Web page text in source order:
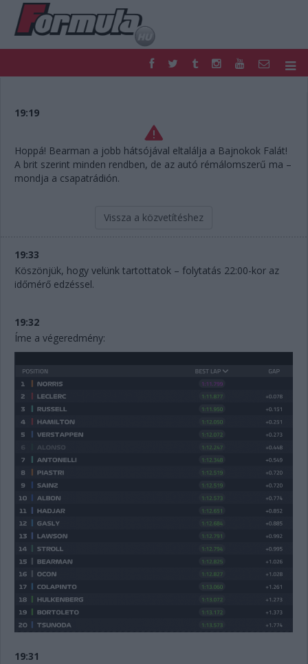
FORMULA
EGYÉB
PODCAST
SHOP
LIVE
19:19
Hoppá! Bearman a jobb hátsójával eltalálja a Bajnokok Falát!
A brit szerint minden rendben, de az autó rémálomszerű ma –
mondja a csapatrádión.
Vissza a közvetítéshez
19:33
Köszönjük, hogy velünk tartottatok – folytatás 22:00-kor az
időmérő edzéssel.
19:32
Íme a végeredmény:
19:31